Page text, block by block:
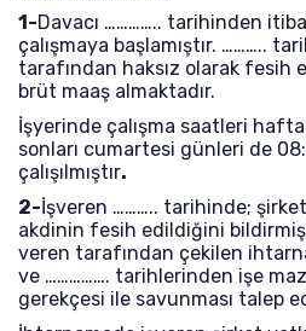
1-Davacı ………….. tarihinden
çalışmaya başlamıştır. ………..
tarafından haksız olarak fesih
brüt maaş almaktadır.
İşyerinde çalışma saatleri
sonları cumartesi günleri de
çalışılmıştır.
2-İşveren ……….. tarihinde;
akdinin fesih edildiğini
veren tarafından çekilen
ve ……………. tarihlerinden işe
gerekçesi ile savunması talep